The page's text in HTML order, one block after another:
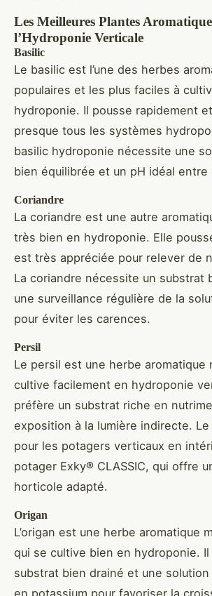
Les Meilleures Plantes
l’Hydroponie Verticale
Basilic
Le basilic est l’une des herbes
populaires et les plus faciles à
hydroponie. Il pousse rapidement
presque tous les systèmes
basilic hydroponie nécessite une
bien équilibrée et un pH idéal entre
Coriandre
La coriandre est une autre
très bien en hydroponie. Elle
est très appréciée pour relever de
La coriandre nécessite un substrat
une surveillance régulière de la
pour éviter les carences.
Persil
Le persil est une herbe aromatique
cultive facilement en hydroponie
préfère un substrat riche en
exposition à la lumière indirecte.
pour les potagers verticaux en
potager Exky® CLASSIC, qui offre
horticole adapté.
Origan
L’origan est une herbe aromatique
qui se cultive bien en hydroponie.
substrat bien drainé et une
en potassium pour favoriser la